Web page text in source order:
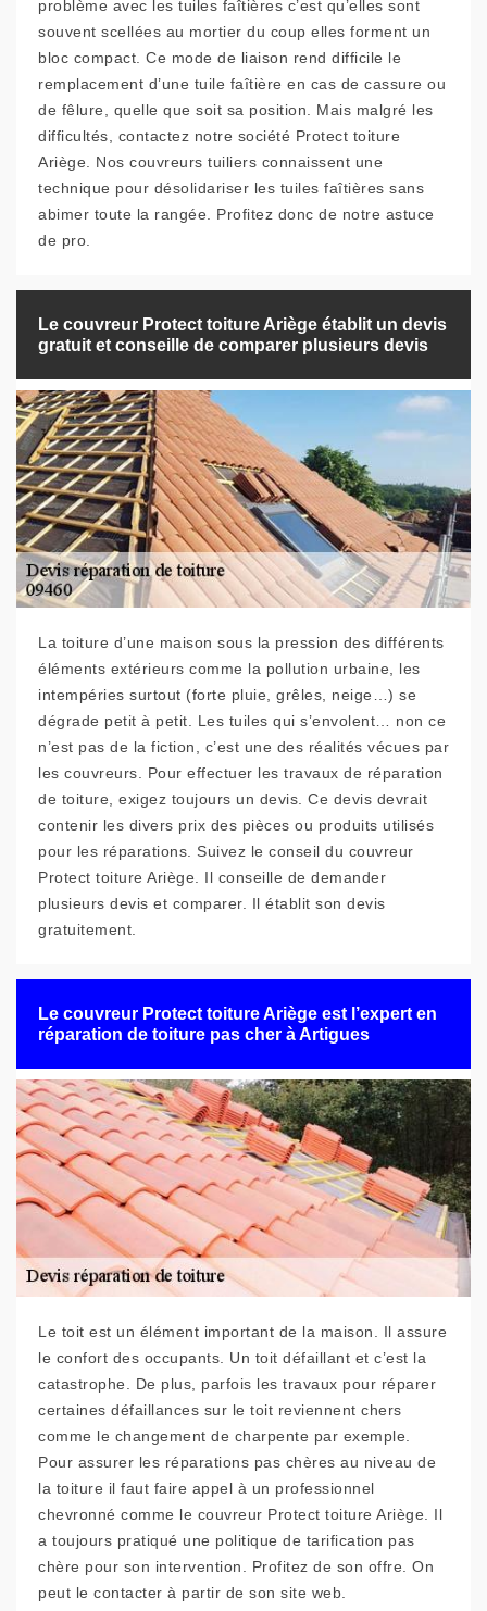
problème avec les tuiles faîtières c’est qu’elles sont
souvent scellées au mortier du coup elles forment un
bloc compact. Ce mode de liaison rend difficile le
remplacement d’une tuile faîtière en cas de cassure ou
de fêlure, quelle que soit sa position. Mais malgré les
difficultés, contactez notre société Protect toiture
Ariège. Nos couvreurs tuiliers connaissent une
technique pour désolidariser les tuiles faîtières sans
abimer toute la rangée. Profitez donc de notre astuce
de pro.
Le couvreur Protect toiture Ariège établit un devis
gratuit et conseille de comparer plusieurs devis
La toiture d’une maison sous la pression des différents
éléments extérieurs comme la pollution urbaine, les
intempéries surtout (forte pluie, grêles, neige…) se
dégrade petit à petit. Les tuiles qui s’envolent… non ce
n’est pas de la fiction, c’est une des réalités vécues par
les couvreurs. Pour effectuer les travaux de réparation
de toiture, exigez toujours un devis. Ce devis devrait
contenir les divers prix des pièces ou produits utilisés
pour les réparations. Suivez le conseil du couvreur
Protect toiture Ariège. Il conseille de demander
plusieurs devis et comparer. Il établit son devis
gratuitement.
Le couvreur Protect toiture Ariège est l’expert en
réparation de toiture pas cher à Artigues
Le toit est un élément important de la maison. Il assure
le confort des occupants. Un toit défaillant et c’est la
catastrophe. De plus, parfois les travaux pour réparer
certaines défaillances sur le toit reviennent chers
comme le changement de charpente par exemple.
Pour assurer les réparations pas chères au niveau de
la toiture il faut faire appel à un professionnel
chevronné comme le couvreur Protect toiture Ariège. Il
a toujours pratiqué une politique de tarification pas
chère pour son intervention. Profitez de son offre. On
peut le contacter à partir de son site web.